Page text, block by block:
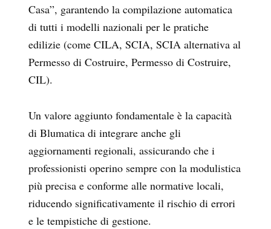
Casa”, garantendo la compilazione automatica
di tutti i modelli nazionali per le pratiche
edilizie (come CILA, SCIA, SCIA alternativa al
Permesso di Costruire, Permesso di Costruire,
CIL).
Un valore aggiunto fondamentale è la capacità
di Blumatica di integrare anche gli
aggiornamenti regionali, assicurando che i
professionisti operino sempre con la modulistica
più precisa e conforme alle normative locali,
riducendo significativamente il rischio di errori
e le tempistiche di gestione.